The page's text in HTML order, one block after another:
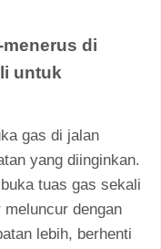
di
untuk
gas di jalan
yang diinginkan.
tuas gas sekali
dengan
lebih, berhenti